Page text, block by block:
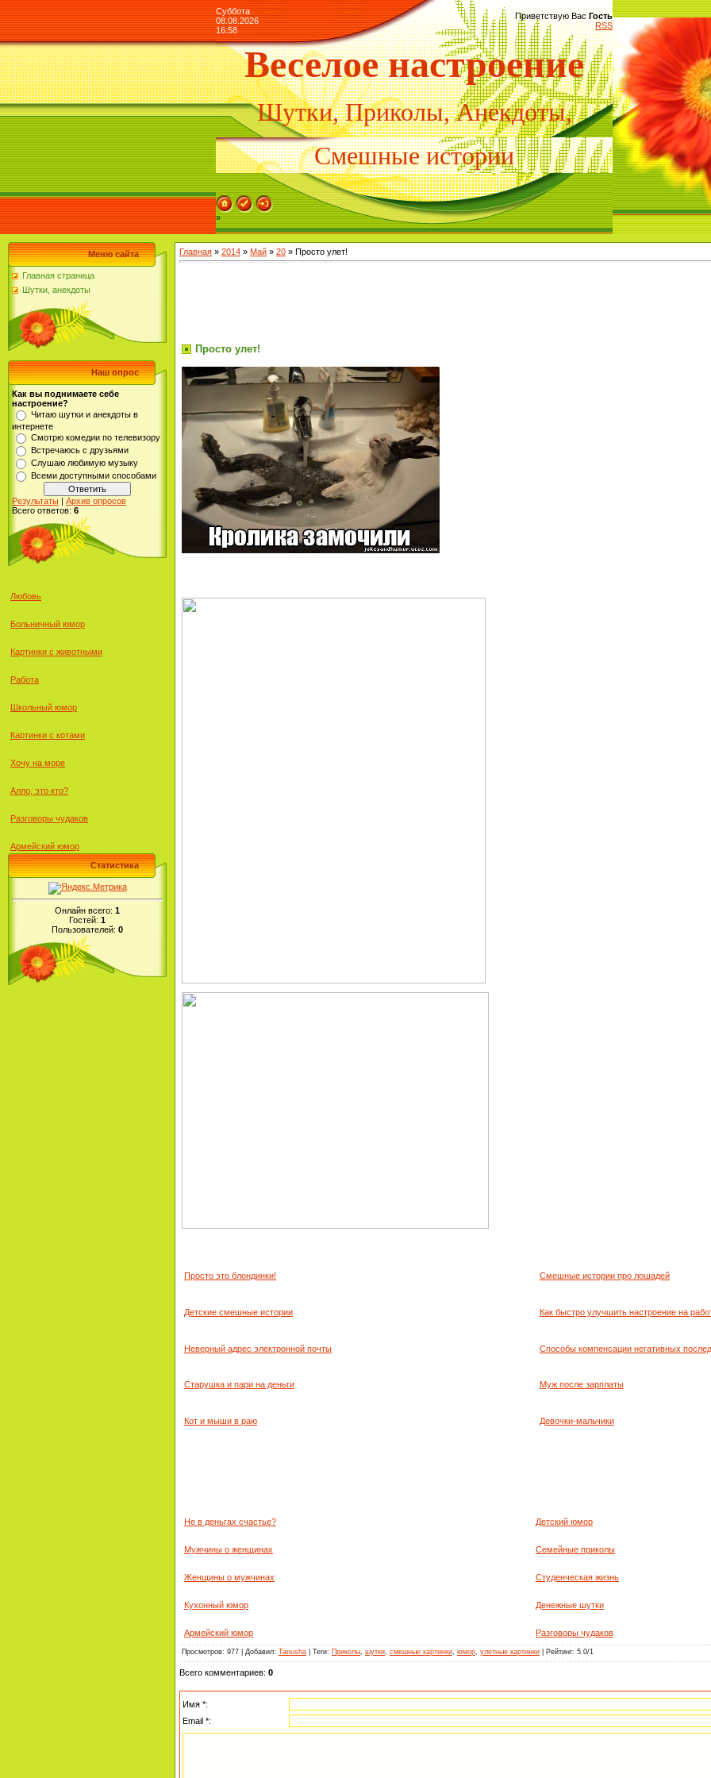
Суббота
08.08.2026
16:58
Приветствую Вас Гость
RSS
Веселое настроение
Шутки, Приколы, Анекдоты,
Смешные истории
»
Меню сайта
Главная страница
Шутки, анекдоты
Наш опрос
Как вы поднимаете себе
настроение?
Читаю шутки и анекдоты в
интернете
Смотрю комедии по телевизору
Встречаюсь с друзьями
Слушаю любимую музыку
Всеми доступными способами
Результаты | Архив опросов
Всего ответов: 6
Любовь
Больничный юмор
Картинки с животными
Работа
Школьный юмор
Картинки с котами
Хочу на море
Алло, это кто?
Разговоры чудаков
Армейский юмор
Статистика
Онлайн всего: 1
Гостей: 1
Пользователей: 0
Главная » 2014 » Май » 20 » Просто улет!
Просто улет!
Просто это блондинки! Смешные истории про лошадей
Детские смешные истории Как быстро улучшить настроение на
Неверный адрес электронной почты Способы компенсации негативных
Старушка и пари на деньги Муж после зарплаты
Кот и мыши в раю Девочки-мальчики
Не в деньгах счастье? Детcкий юмор
Мужчины о женщинах Семейные приколы
Женщины о мужчинах Студенческая жизнь
Кухонный юмор Денежные шутки
Армейский юмор Разговоры чудаков
Просмотров: 977 Добавил: Tanusha Теги: Приколы шутки смешные картинки юмор улетные картинки Рейтинг: 5.0/1
Всего комментариев: 0
Имя *:
Email *: